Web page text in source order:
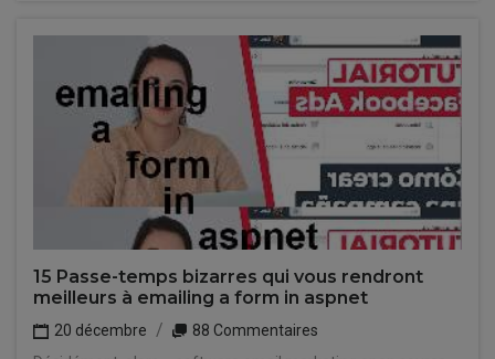
15 Passe-temps bizarres qui vous rendront
meilleurs à emailing a form in aspnet
20 décembre
88 Commentaires